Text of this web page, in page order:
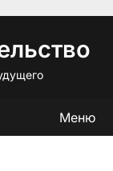
Меню